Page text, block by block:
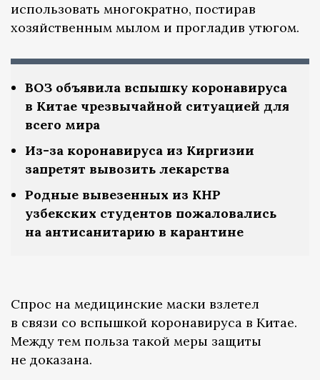
использовать многократно, постирав
хозяйственным мылом и прогладив утюгом.
ВОЗ объявила вспышку коронавируса
в Китае чрезвычайной ситуацией для
всего мира
Из-за коронавируса из Киргизии
запретят вывозить лекарства
Родные вывезенных из КНР
узбекских студентов пожаловались
на антисанитарию в карантине
Спрос на медицинские маски взлетел
в связи со вспышкой коронавируса в Китае.
Между тем польза такой меры защиты
не доказана.